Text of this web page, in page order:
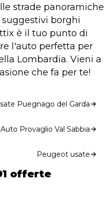
strade panoramiche
borghi
è il tuo punto di
l'auto perfetta per
Lombardia. Vieni a
che fa per te!
Puegnago del Garda
Provaglio Val Sabbia
Peugeot usate
offerte